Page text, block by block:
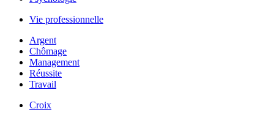
Vie professionnelle
Argent
Chômage
Management
Réussite
Travail
Croix